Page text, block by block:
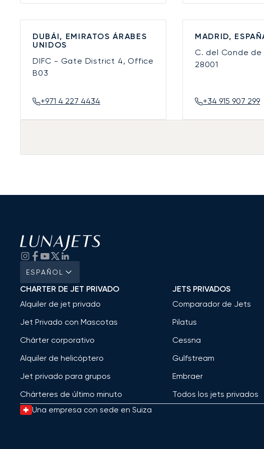
DUBÁI, EMIRATOS ÁRABES
UNIDOS
DIFC - Gate District 4, Office
B03
+971 4 227 4434
MADRID,
C. del Conde de
28001
+34 915 907 299
ESPAÑOL
CHARTER DE JET PRIVADO
Alquiler de jet privado
Jet Privado con Mascotas
Chárter corporativo
Alquiler de helicóptero
Jet privado para grupos
Chárteres de último minuto
JETS PRIVADOS
Comparador de Jets
Pilatus
Cessna
Gulfstream
Embraer
Todos los jets privados
Una empresa con sede en Suiza